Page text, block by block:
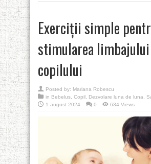
Exerciții simple
stimularea limbajului
copilului
Posted by: Mariana Robescu
in Bebelus Copil Dezvolare luna de luna
1 august 2024
0 634 Views